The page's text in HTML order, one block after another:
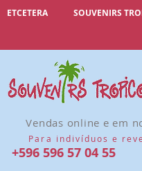
Vendas online e em
Para indivíduos e
+596 596 57 04 55
ETCETERA SOUVENIRS